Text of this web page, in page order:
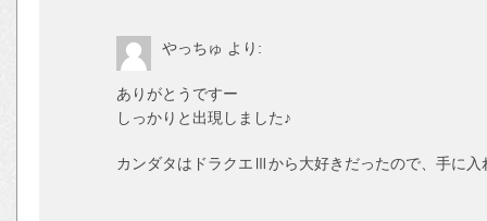
やっちゅ より:
ありがとうですー
しっかりと出現しました♪
カンダタはドラクエⅢから大好きだったので、手に入